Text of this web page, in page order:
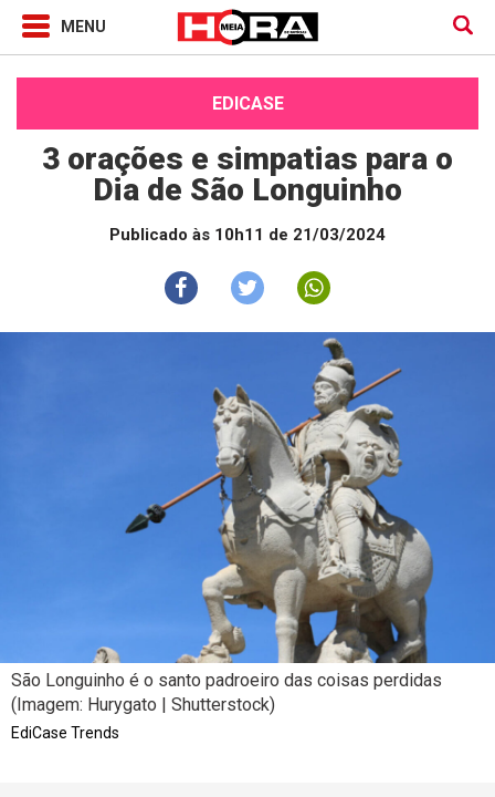
EDICASE
3 orações e simpatias para o
Dia de São Longuinho
Publicado às 10h11 de 21/03/2024
São Longuinho é o santo padroeiro das coisas perdidas
(Imagem: Hurygato | Shutterstock)
EdiCase Trends